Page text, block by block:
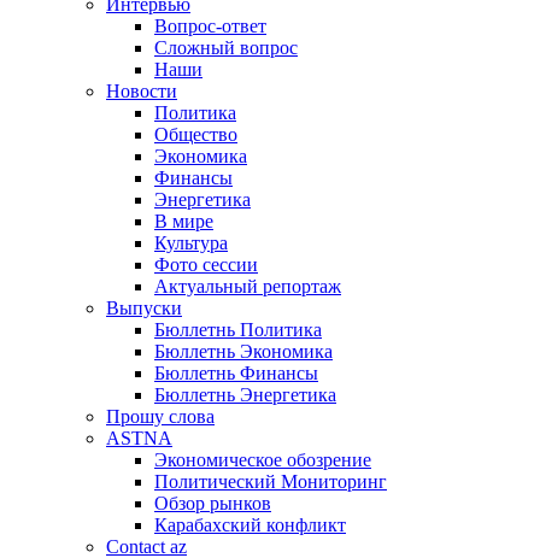
Интервью
Вопрос-ответ
Сложный вопрос
Наши
Новости
Политика
Общество
Экономика
Финансы
Энергетика
В мире
Культура
Фото сессии
Актуальный репортаж
Выпуски
Бюллетнь Политика
Бюллетнь Экономика
Бюллетнь Финансы
Бюллетнь Энергетика
Прошу слова
ASTNA
Экономическое обозрение
Политический Мониторинг
Обзор рынков
Карабахский конфликт
Contact az